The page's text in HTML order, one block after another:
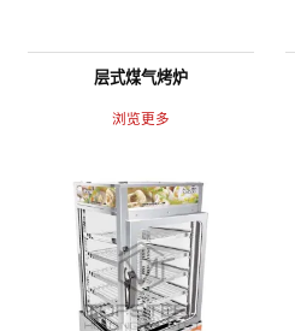
层式煤气烤炉
浏览更多